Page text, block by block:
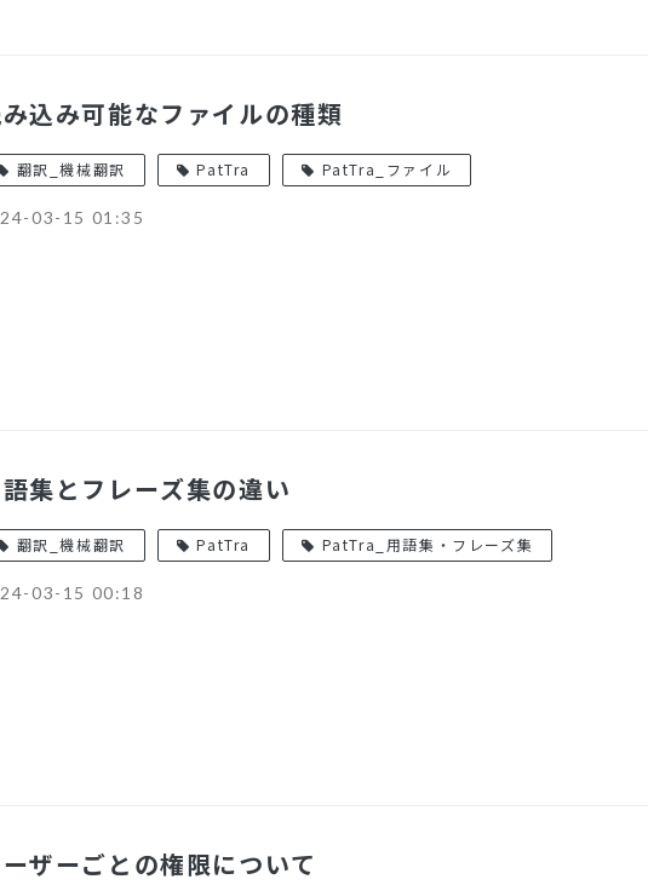
込み可能なファイルの種類
翻訳_機械翻訳 PatTra PatTra_ファイル
03-15 01:35
集とフレーズ集の違い
翻訳_機械翻訳 PatTra PatTra_用語集・フレーズ集
03-15 00:18
ザーごとの権限について